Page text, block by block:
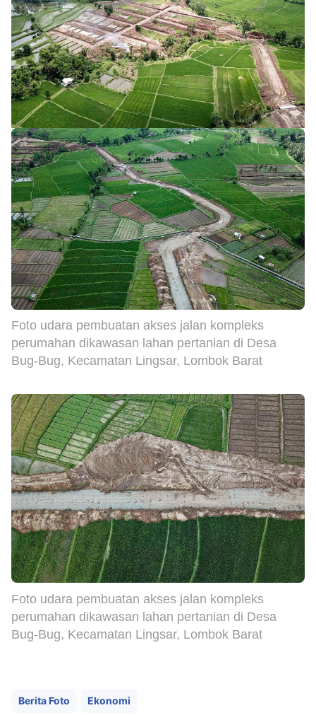
Foto udara pembuatan akses jalan kompleks
perumahan dikawasan lahan pertanian di Desa
Bug-Bug, Kecamatan Lingsar, Lombok Barat
Foto udara pembuatan akses jalan kompleks
perumahan dikawasan lahan pertanian di Desa
Bug-Bug, Kecamatan Lingsar, Lombok Barat
Berita Foto Ekonomi